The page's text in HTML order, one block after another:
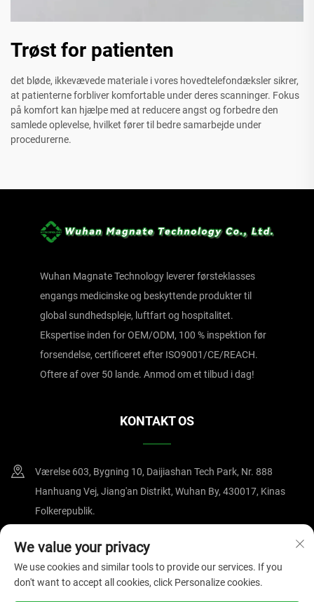
Trøst for patienten
det bløde, ikkevævede materiale i vores hovedtelefondæksler sikrer,
at patienterne forbliver komfortable under deres scanninger. Fokus
på komfort kan hjælpe med at reducere angst og forbedre den
samlede oplevelse, hvilket fører til bedre samarbejde under
procedurerne.
Wuhan Magnate Technology leverer førsteklasses
engangs medicinske og beskyttende produkter til
global sundhedspleje, luftfart og hospitalitet.
Ekspertise inden for OEM/ODM, 100 % inspektion før
forsendelse, certificeret efter ISO9001/CE/REACH.
Oftere af over 50 lande. Anmod om et tilbud i dag!
KONTAKT OS
Værelse 603, Bygning 10, Daijiashan Tech Park, Nr. 888
Hanhuang Vej, Jiang'an Distrikt, Wuhan By, 430017, Kinas
Folkerepublik.
+86-15607122519
[email protected]
We value your privacy
We use cookies and similar tools to provide our services. If you
don't want to accept all cookies, click Personalize cookies.